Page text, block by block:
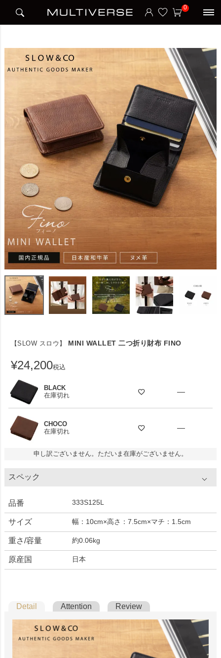
0
【SLOW スロウ】 MINI WALLET 二つ折り財布 FINO
¥24,200税込
BLACK
在庫切れ
—
CHOCO
在庫切れ
—
申し訳ございません。ただいま在庫がございません。
スペック
品番 333S125L
サイズ 幅：10cm×高さ：7.5cm×マチ：1.5cm
重さ/容量 約0.06kg
原産国 日本
Detail Attention Review